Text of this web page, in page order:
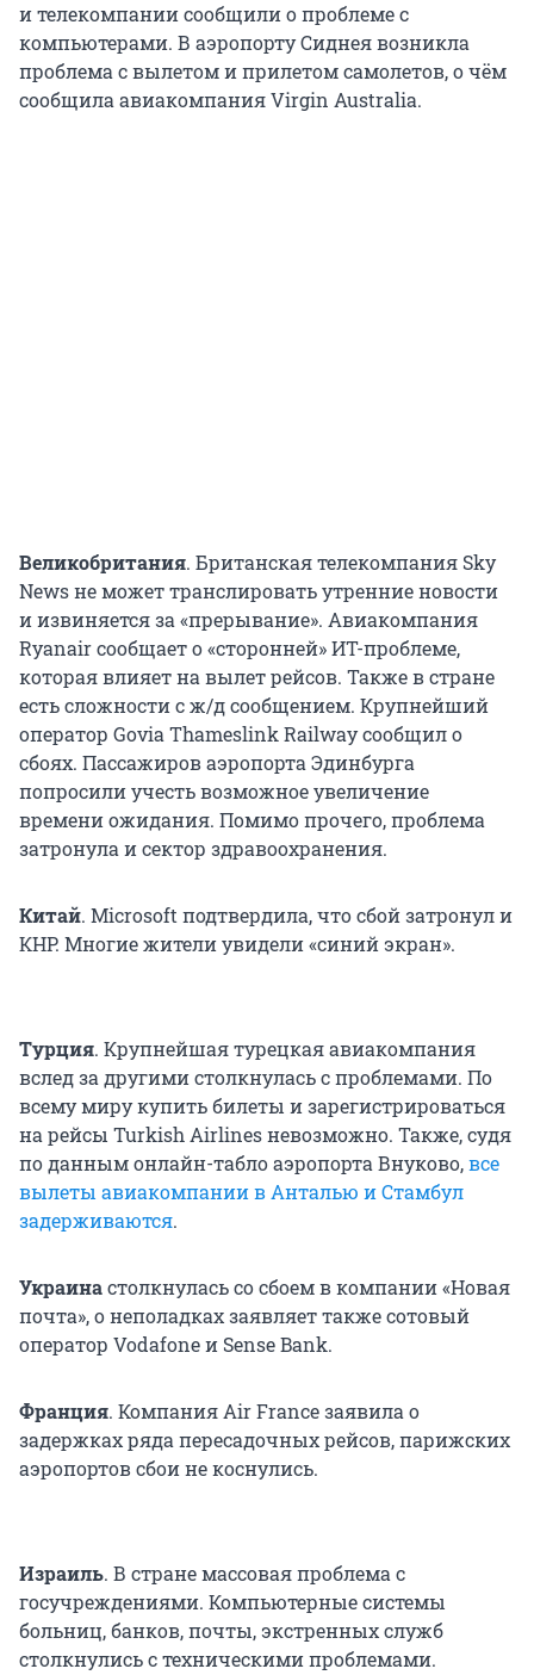
и телекомпании сообщили о проблеме с
компьютерами. В аэропорту Сиднея возникла
проблема с вылетом и прилетом самолетов, о чём
сообщила авиакомпания Virgin Australia.
Великобритания. Британская телекомпания Sky
News не может транслировать утренние новости
и извиняется за «прерывание». Авиакомпания
Ryanair сообщает о «сторонней» ИТ-проблеме,
которая влияет на вылет рейсов. Также в стране
есть сложности с ж/д сообщением. Крупнейший
оператор Govia Thameslink Railway сообщил о
сбоях. Пассажиров аэропорта Эдинбурга
попросили учесть возможное увеличение
времени ожидания. Помимо прочего, проблема
затронула и сектор здравоохранения.
Китай. Microsoft подтвердила, что сбой затронул и
КНР. Многие жители увидели «синий экран».
Турция. Крупнейшая турецкая авиакомпания
вслед за другими столкнулась с проблемами. По
всему миру купить билеты и зарегистрироваться
на рейсы Turkish Airlines невозможно. Также, судя
по данным онлайн-табло аэропорта Внуково,все
вылеты авиакомпании в Анталью и Стамбул
задерживаются.
Украинастолкнулась со сбоем в компании «Новая
почта», о неполадках заявляет также сотовый
оператор Vodafone и Sense Bank.
Франция. Компания Air France заявила о
задержках ряда пересадочных рейсов, парижских
аэропортов сбои не коснулись.
Израиль. В стране массовая проблема с
госучреждениями. Компьютерные системы
больниц, банков, почты, экстренных служб
столкнулись с техническими проблемами.